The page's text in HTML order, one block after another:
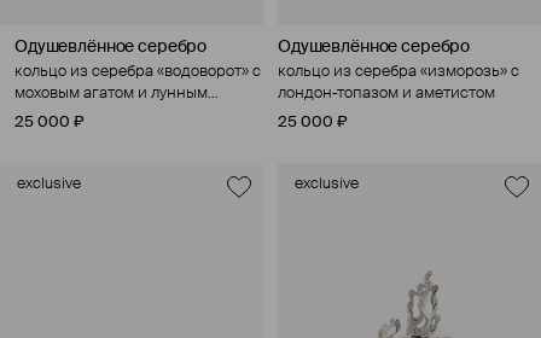
Одушевлённое серебро
кольцо из серебра «водоворот» с
моховым агатом и лунным
камнем
25 000 ₽
Одушевлённое серебро
кольцо из серебра «изморозь» с
лондон-топазом и аметистом
25 000 ₽
exclusive exclusive